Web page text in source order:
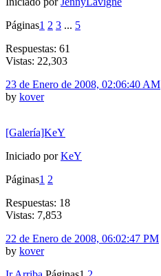
Páginas1 2 3 ... 5
Respuestas: 61
Vistas: 22,303
23 de Enero de 2008, 02:06:40 AM
by kover
[Galería]KeY
Iniciado porKeY
Páginas1 2
Respuestas: 18
Vistas: 7,853
22 de Enero de 2008, 06:02:47 PM
by kover